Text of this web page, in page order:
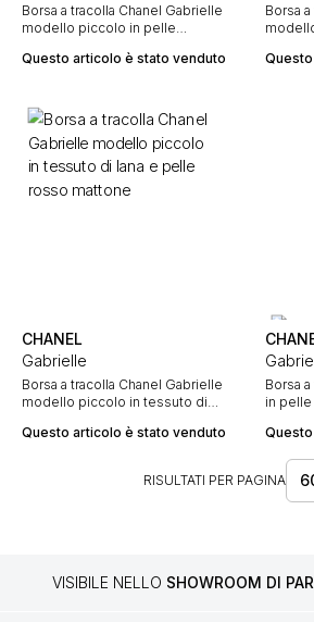
Borsa a tracolla Chanel Gabrielle
modello piccolo in pelle
Questo articolo è stato venduto
Borsa
CHANEL
Gabrielle
Borsa a tracolla Chanel Gabrielle
modello piccolo in tessuto di
Questo articolo è stato venduto
Borsa
in pelle
RISULTATI PER PAGINA
VISIBILE NELLO SHOWROOM DI